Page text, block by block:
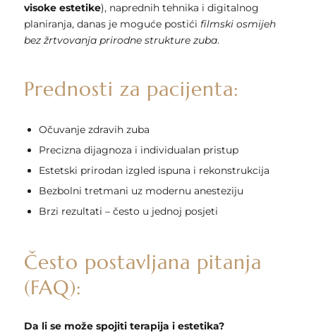
visoke estetike), naprednih tehnika i digitalnog
planiranja, danas je moguće postići filmski osmijeh
bez žrtvovanja prirodne strukture zuba.
Prednosti za pacijenta:
Očuvanje zdravih zuba
Precizna dijagnoza i individualan pristup
Estetski prirodan izgled ispuna i rekonstrukcija
Bezbolni tretmani uz modernu anesteziju
Brzi rezultati – često u jednoj posjeti
Često postavljana pitanja
(FAQ):
Da li se može spojiti terapija i estetika?